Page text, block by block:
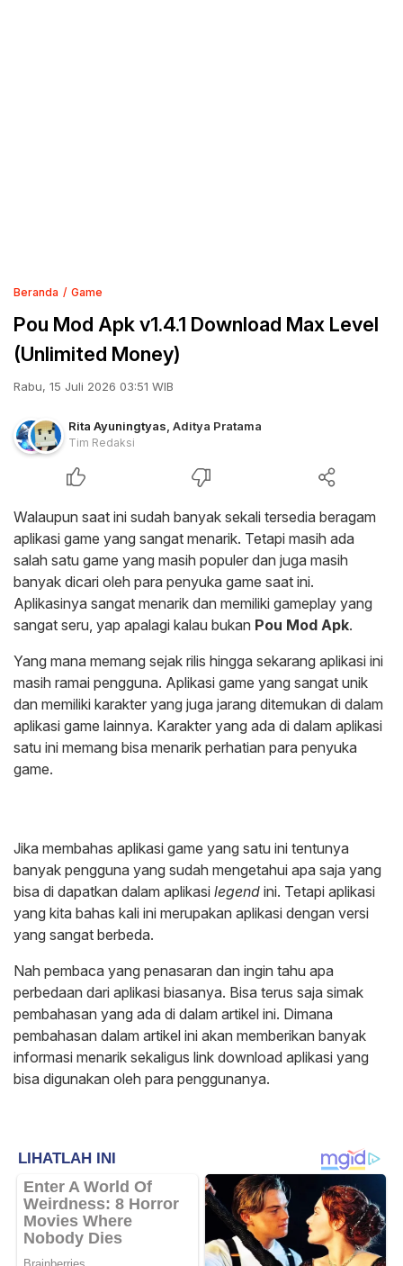
Beranda Game
Pou Mod Apk v1.4.1 Download Max Level
(Unlimited Money)
Rabu, 15 Juli 2026 03:51 WIB
Rita Ayuningtyas Aditya Pratama
Tim Redaksi
Walaupun saat ini sudah banyak sekali tersedia beragam
aplikasi game yang sangat menarik. Tetapi masih ada
salah satu game yang masih populer dan juga masih
banyak dicari oleh para penyuka game saat ini.
Aplikasinya sangat menarik dan memiliki gameplay yang
sangat seru, yap apalagi kalau bukan Pou Mod Apk.
Yang mana memang sejak rilis hingga sekarang aplikasi ini
masih ramai pengguna. Aplikasi game yang sangat unik
dan memiliki karakter yang juga jarang ditemukan di dalam
aplikasi game lainnya. Karakter yang ada di dalam aplikasi
satu ini memang bisa menarik perhatian para penyuka
game.
Jika membahas aplikasi game yang satu ini tentunya
banyak pengguna yang sudah mengetahui apa saja yang
bisa di dapatkan dalam aplikasi legend ini. Tetapi aplikasi
yang kita bahas kali ini merupakan aplikasi dengan versi
yang sangat berbeda.
Nah pembaca yang penasaran dan ingin tahu apa
perbedaan dari aplikasi biasanya. Bisa terus saja simak
pembahasan yang ada di dalam artikel ini. Dimana
pembahasan dalam artikel ini akan memberikan banyak
informasi menarik sekaligus link download aplikasi yang
bisa digunakan oleh para penggunanya.